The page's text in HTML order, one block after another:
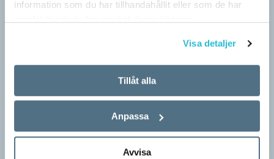
information som du har tillhandahållit eller som de har
Visa detaljer
Tillåt alla
Anpassa
Avvisa
Artiklar